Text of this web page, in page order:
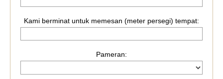
Kami berminat untuk memesan (meter persegi) tempat:
Pameran: